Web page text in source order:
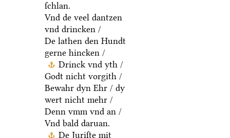
ſchlan.
Vnd de veel dantzen
vnd drincken /
De lathen den Hundt
gerne hincken /
Drinck vnd yth /
Godt nicht vorgith /
Bewahr dyn Ehr / dy
wert nicht mehr /
Denn vmm vnd an /
Vnd bald daruan.
De Juriſte mit